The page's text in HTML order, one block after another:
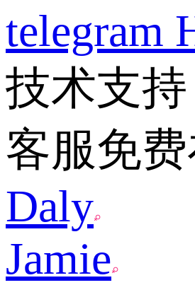
telegram
技术支持
客服免
Daly
Jamie